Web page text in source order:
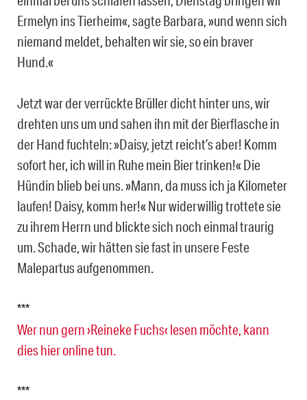
Ermelyn ins Tierheim«, sagte Barbara, »und wenn sich
niemand meldet, behalten wir sie, so ein braver
Hund.«
Jetzt war der verrückte Brüller dicht hinter uns, wir
drehten uns um und sahen ihn mit der Bierflasche in
der Hand fuchteln: »Daisy, jetzt reicht’s aber! Komm
sofort her, ich will in Ruhe mein Bier trinken!« Die
Hündin blieb bei uns. »Mann, da muss ich ja Kilometer
laufen! Daisy, komm her!« Nur widerwillig trottete sie
zu ihrem Herrn und blickte sich noch einmal traurig
um. Schade, wir hätten sie fast in unsere Feste
Malepartus aufgenommen.
***
Wer nun gern ›Reineke Fuchs‹ lesen möchte, kann
dies hier online tun.
***